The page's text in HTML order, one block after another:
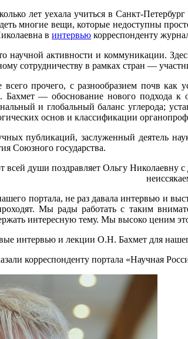
лет уехала учиться в Санкт-
многие вещи, которые недоступны
в интервью корреспонденту
активности и коммуникации.
сотрудничеству в рамках стран —
прочего, с разнообразием почв как
― обоснование нового подхода к
и глобальный баланс углерода;
основ и классификации
публикаций, заслуженный деятель
Союзного государства.
всей души поздравляет Ольгу
портала, не раз давала интервью и
Мы рады работать с таким
интересную тему. Мы высоко ценим
интервью и лекции О.Н. Бахмет для
корреспонденту портала «Научная